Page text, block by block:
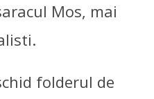
Mos, mai
folderul de